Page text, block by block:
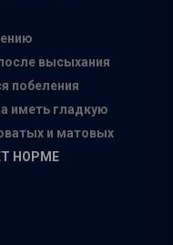
высыхания
побеления
иметь гладкую
и матовых
НОРМЕ
Белгородский
завод
ISMAFLEX
ТД Синтез
Сотрудничество
Контакты